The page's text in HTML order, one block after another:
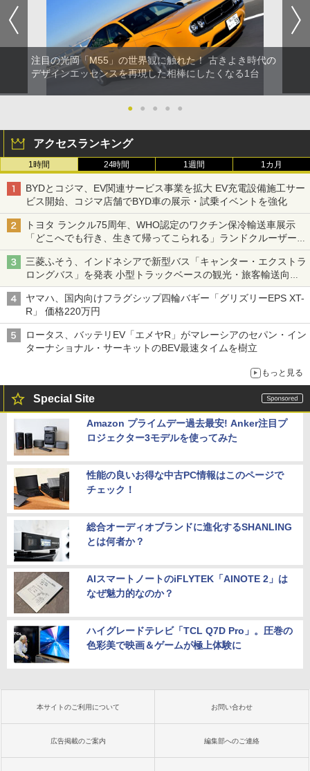
注目の光岡「M55」の世界観に触れた！ 古きよき時代の
デザインエッセンスを再現した相棒にしたくなる1台
● ● ● ● ●
アクセスランキング
1時間 24時間 1週間 1カ月
BYDとコジマ、EV関連サービス事業を拡大 EV充電設備施工サー
ビス開始、コジマ店舗でBYD車の展示・試乗イベントを強化
トヨタ ランクル75周年、WHO認定のワクチン保冷輸送車展示
「どこへでも行き、生きて帰ってこられる」ランドクルーザーで
命をつなぐ
三菱ふそう、インドネシアで新型バス「キャンター・エクストラ
ロングバス」を発表 小型トラックベースの観光・旅客輸送向け
バス
ヤマハ、国内向けフラグシップ四輪バギー「グリズリーEPS XT-
R」 価格220万円
ロータス、バッテリEV「エメヤR」がマレーシアのセパン・イン
ターナショナル・サーキットのBEV最速タイムを樹立
もっと見る
Special Site
Amazon プライムデー過去最安! Anker注目プ
ロジェクター3モデルを使ってみた
性能の良いお得な中古PC情報はこのページで
チェック！
総合オーディオブランドに進化するSHANLING
とは何者か？
AIスマートノートのiFLYTEK「AINOTE 2」は
なぜ魅力的なのか？
ハイグレードテレビ「TCL Q7D Pro」。圧巻の
色彩美で映画＆ゲームが極上体験に
本サイトのご利用について お問い合わせ
広告掲載のご案内 編集部へのご連絡